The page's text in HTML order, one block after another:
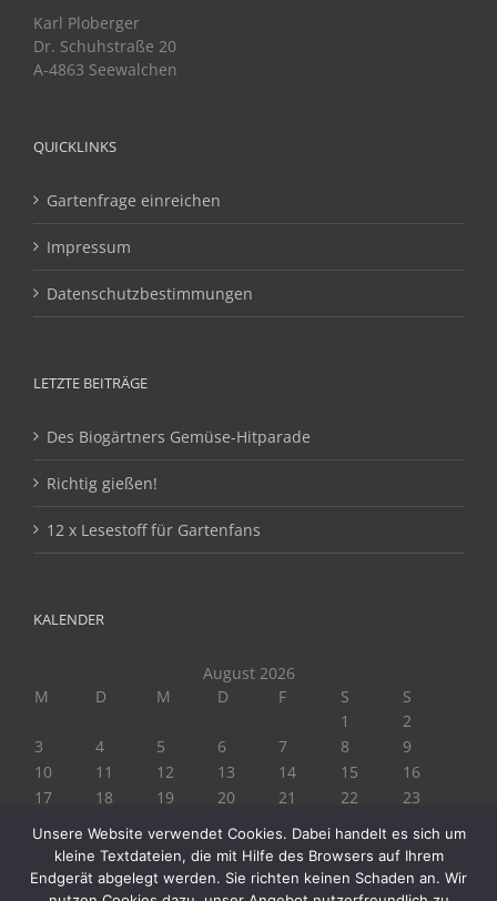
Karl Ploberger
Dr. Schuhstraße 20
A-4863 Seewalchen
QUICKLINKS
Gartenfrage einreichen
Impressum
Datenschutzbestimmungen
LETZTE BEITRÄGE
Des Biogärtners Gemüse-Hitparade
Richtig gießen!
12 x Lesestoff für Gartenfans
KALENDER
August 2026
M
D M D F S
S
1
2
3
4 5 6 7 8
9
10
11 12 13 14 15
16
17
18 19 20 21 22
23
« Juli
Unsere Website verwendet Cookies. Dabei handelt es sich um
kleine Textdateien, die mit Hilfe des Browsers auf Ihrem
Endgerät abgelegt werden. Sie richten keinen Schaden an. Wir